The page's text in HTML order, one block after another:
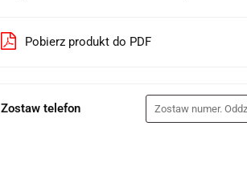
Pobierz produkt do PDF
Zostaw telefon